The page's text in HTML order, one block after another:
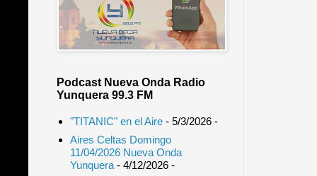
Podcast Nueva Onda Radio
Yunquera 99.3 FM
"TITANIC" en el Aire- 5/3/2026-
Aires Celtas Domingo
11/04/2026 Nueva Onda
Yunquera- 4/12/2026-